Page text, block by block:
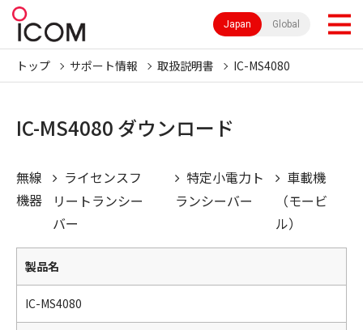
Japan Global
トップ サポート情報 取扱説明書 IC-MS4080
IC-MS4080 ダウンロード
無線
機器
ライセンスフ
リートランシー
バー
特定小電力ト
ランシーバー
車載機
（モービ
ル）
製品名
IC-MS4080